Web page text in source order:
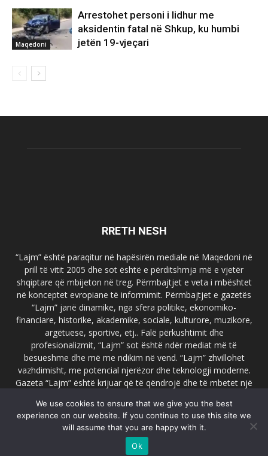
Maqedoni
Arrestohet personi i lidhur me
aksidentin fatal në Shkup, ku humbi
jetën 19-vjeçari
RRETH NESH
“Lajm” është paraqitur në hapësirën mediale në Maqedoni në
prill të vitit 2005 dhe sot është e përditshmja më e vjetër
shqiptare që mbijeton në treg. Përmbajtjet e veta i mbështet
në konceptet evropiane të informimit. Përmbajtjet e gazetës
“Lajm” janë dinamike, nga sfera politike, ekonomiko-
financiare, historike, akademike, sociale, kulturore, muzikore,
argëtuese, sportive, etj.. Falë përkushtimit dhe
profesionalizmit, “Lajm” sot është ndër mediat më të
besueshme dhe më me ndikim në vend. “Lajm” zhvillohet
vazhdimisht, me potencial njerëzor dhe teknologji moderne.
Gazeta “Lajm” është krijuar që të qëndrojë dhe të mbetet një
faqja zyrtare e gazetës “Lajm”, www.lajmpress.org është një
ndër portalet më të njohur në Maqedoni.
lajm.sk@gmail.com
We use cookies to ensure that we give you the best
experience on our website. If you continue to use this site we
will assume that you are happy with it.
Ok